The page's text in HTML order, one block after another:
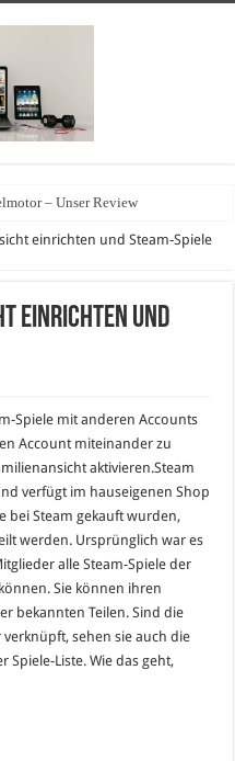
– Unser Review
schützen?
einrichten und Steam-Spiele
einrichten und
Spiele mit anderen Accounts
Account miteinander zu
aktivieren.Steam
verfügt im hauseigenen Shop
bei Steam gekauft wurden,
werden. Ursprünglich war es
alle Steam-Spiele der
Sie können ihren
bekannten Teilen. Sind die
sehen sie auch die
Spiele-Liste. Wie das geht,